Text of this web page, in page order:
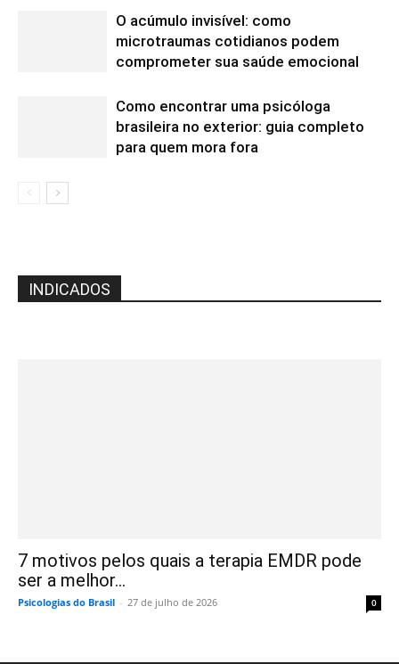
O acúmulo invisível: como
microtraumas cotidianos podem
comprometer sua saúde emocional
Como encontrar uma psicóloga
brasileira no exterior: guia completo
para quem mora fora
INDICADOS
7 motivos pelos quais a terapia EMDR pode
ser a melhor...
Psicologias do Brasil - 27 de julho de 2026 0